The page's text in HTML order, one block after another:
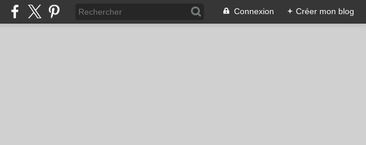
Connexion + Créer mon blog